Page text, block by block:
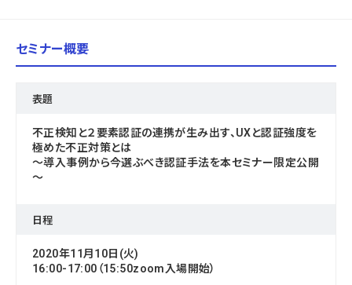
セミナー概要
表題
不正検知と２要素認証の連携が生み出す、UXと認証強度を
極めた不正対策とは
～導入事例から今選ぶべき認証手法を本セミナー限定公開
～
日程
2020年11月10日(火)
16:00-17:00（15:50zoom入場開始）